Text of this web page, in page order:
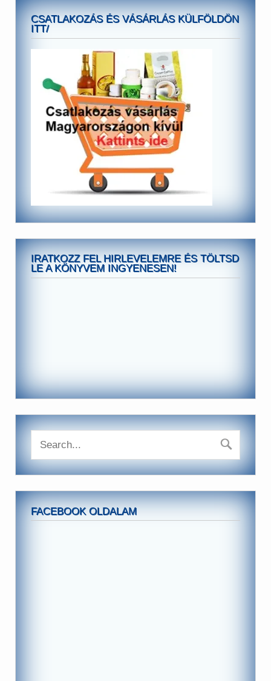
CSATLAKOZÁS ÉS VÁSÁRLÁS KÜLFÖLDÖN
ITT/
IRATKOZZ FEL HIRLEVELEMRE ÉS TÖLTSD
LE A KÖNYVEM INGYENESEN!
FACEBOOK OLDALAM